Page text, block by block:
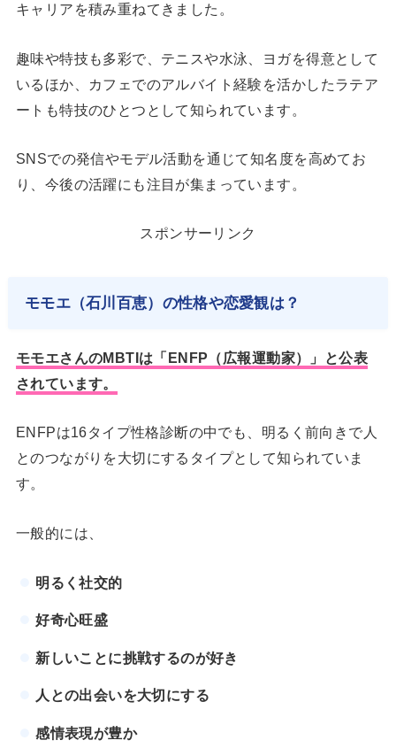
キャリアを積み重ねてきました。
趣味や特技も多彩で、テニスや水泳、ヨガを得意として
いるほか、カフェでのアルバイト経験を活かしたラテア
ートも特技のひとつとして知られています。
SNSでの発信やモデル活動を通じて知名度を高めてお
り、今後の活躍にも注目が集まっています。
スポンサーリンク
モモエ（石川百恵）の性格や恋愛観は？
モモエさんのMBTIは「ENFP（広報運動家）」と公表
されています。
ENFPは16タイプ性格診断の中でも、明るく前向きで人
とのつながりを大切にするタイプとして知られていま
す。
一般的には、
明るく社交的
好奇心旺盛
新しいことに挑戦するのが好き
人との出会いを大切にする
感情表現が豊か